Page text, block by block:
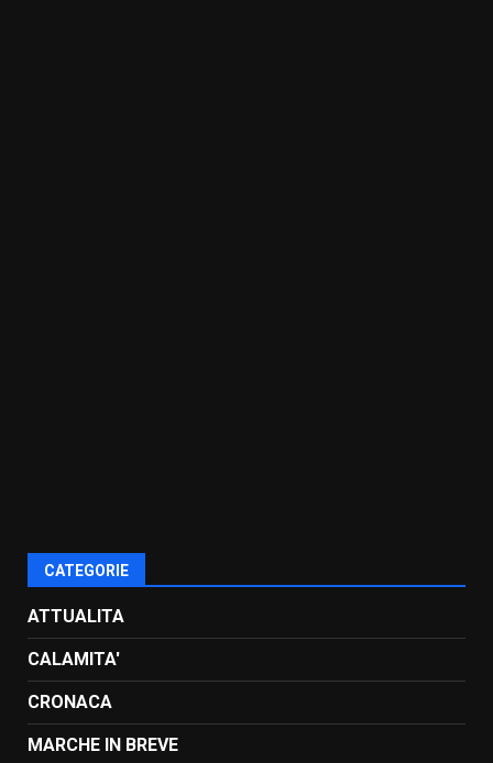
CATEGORIE
ATTUALITA
CALAMITA'
CRONACA
MARCHE IN BREVE